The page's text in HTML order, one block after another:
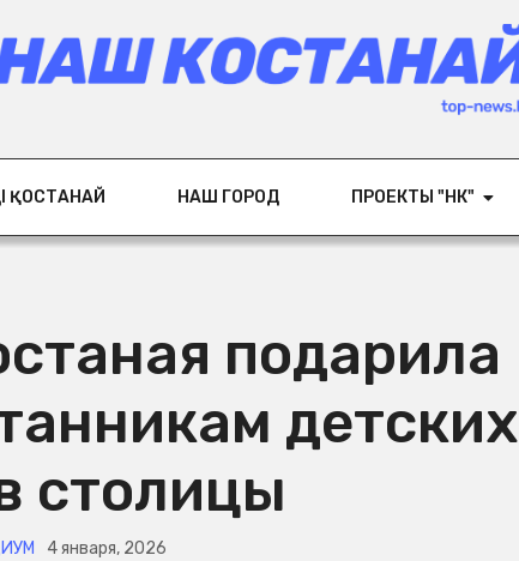
ҚОСТАНАЙ НАШ ГОРОД ПРОЕКТЫ "НК"
подарила
детских
столицы
4 января, 2026